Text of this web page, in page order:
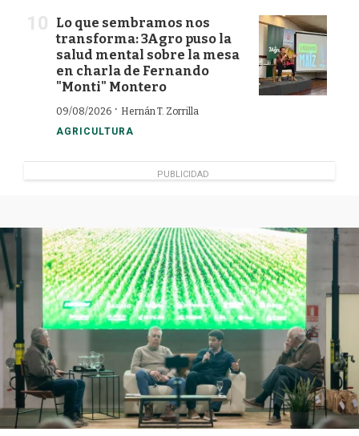
Lo que sembramos nos
transforma: 3Agro puso la
salud mental sobre la mesa
en charla de Fernando
"Monti" Montero
09/08/2026 · Hernán T. Zorrilla
AGRICULTURA
PUBLICIDAD